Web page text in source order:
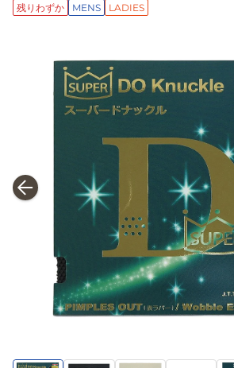
残りわずか MENS LADIES